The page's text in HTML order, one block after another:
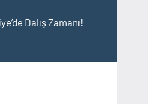
Dalış Zamanı!